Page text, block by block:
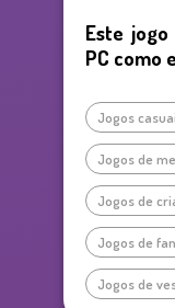
Este
PC como
Jogos
Jogos de
Jogos de
Jogos de
Jogos de